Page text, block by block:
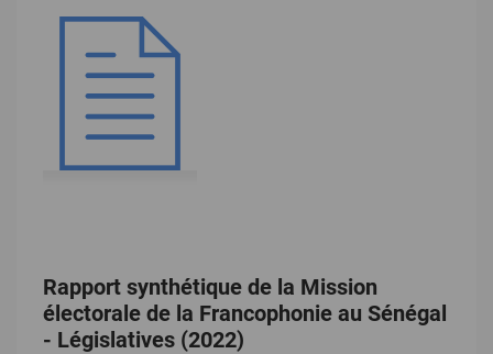
Rapport synthétique de la Mission
électorale de la Francophonie au Sénégal
- Législatives (2022)